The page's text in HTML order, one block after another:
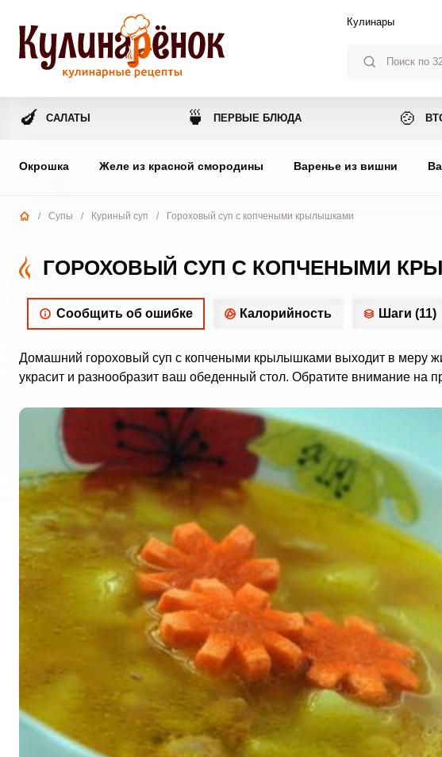
Кулинары
🍆 САЛАТЫ 🍵 ПЕРВЫЕ БЛЮДА 🍲
Окрошка Желе из красной смородины Варенье из вишни
/ Супы / Куриный суп / Гороховый суп с копчеными крылышками
ГОРОХОВЫЙ СУП С КОПЧЕНЫМИ
Сообщить об ошибке Калорийность Шаги (11)
Домашний гороховый суп с копчеными крылышками выходит в меру
украсит и разнообразит ваш обеденный стол. Обратите внимание на